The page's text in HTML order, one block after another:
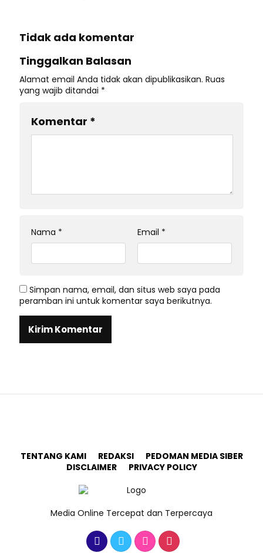
Tidak ada komentar
Tinggalkan Balasan
Alamat email Anda tidak akan dipublikasikan. Ruas
yang wajib ditandai *
Komentar *
Nama * Email *
Simpan nama, email, dan situs web saya pada
peramban ini untuk komentar saya berikutnya.
TENTANG KAMI REDAKSI
PEDOMAN MEDIA SIBER
DISCLAIMER
PRIVACY POLICY
Media Online Tercepat dan Terpercaya